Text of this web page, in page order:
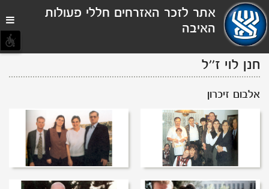
תפריט
נגישות
אתר לזכר האזרחים חללי פעולות
האיבה
חנן לוי ז''ל
אלבום זיכרון